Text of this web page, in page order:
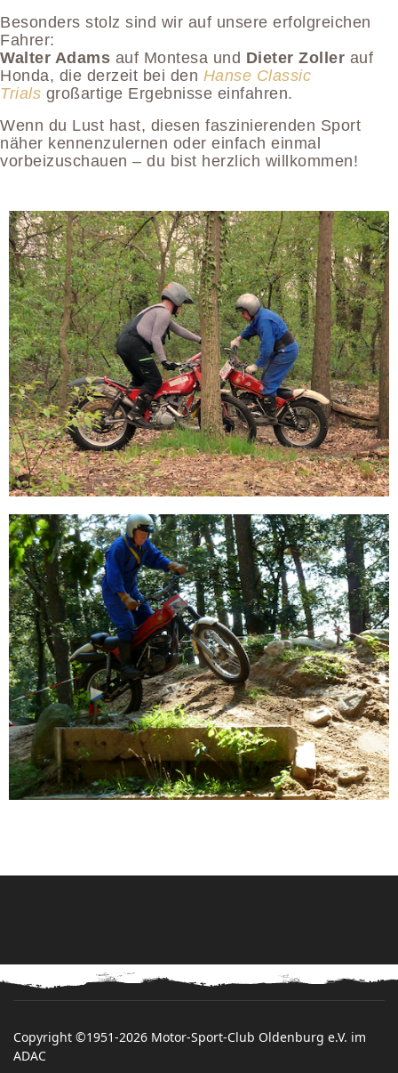
Besonders stolz sind wir auf unsere erfolgreichen
Fahrer:
Walter Adams auf Montesa und Dieter Zoller auf
Honda, die derzeit bei den Hanse Classic
Trials großartige Ergebnisse einfahren.
Wenn du Lust hast, diesen faszinierenden Sport
näher kennenzulernen oder einfach einmal
vorbeizuschauen – du bist herzlich willkommen!
Copyright ©1951-2026 Motor-Sport-Club Oldenburg e.V. im
ADAC